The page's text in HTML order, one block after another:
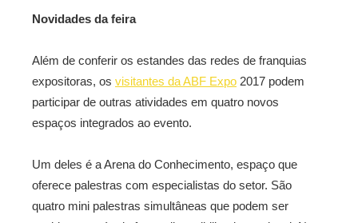
Novidades da feira
Além de conferir os estandes das redes de franquias
expositoras, os visitantes da ABF Expo 2017 podem
participar de outras atividades em quatro novos
espaços integrados ao evento.
Um deles é a Arena do Conhecimento, espaço que
oferece palestras com especialistas do setor. São
quatro mini palestras simultâneas que podem ser